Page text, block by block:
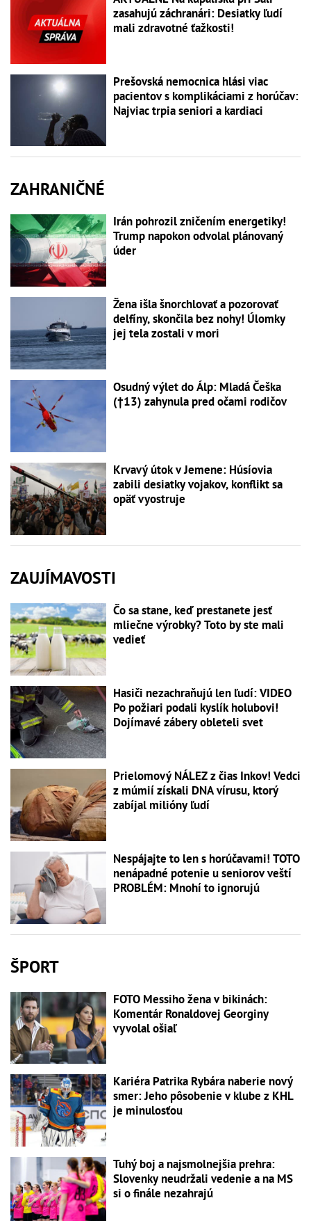
zasahujú záchranári: Desiatky ľudí
mali zdravotné ťažkosti!
Prešovská nemocnica hlási viac
pacientov s komplikáciami z horúčav:
Najviac trpia seniori a kardiaci
ZAHRANIČNÉ
Irán pohrozil zničením energetiky!
Trump napokon odvolal plánovaný
úder
Žena išla šnorchlovať a pozorovať
delfíny, skončila bez nohy! Úlomky
jej tela zostali v mori
Osudný výlet do Álp: Mladá Češka
(†13) zahynula pred očami rodičov
Krvavý útok v Jemene: Húsíovia
zabili desiatky vojakov, konflikt sa
opäť vyostruje
ZAUJÍMAVOSTI
Čo sa stane, keď prestanete jesť
mliečne výrobky? Toto by ste mali
vedieť
Hasiči nezachraňujú len ľudí: VIDEO
Po požiari podali kyslík holubovi!
Dojímavé zábery obleteli svet
Prielomový NÁLEZ z čias Inkov! Vedci
z múmií získali DNA vírusu, ktorý
zabíjal milióny ľudí
Nespájajte to len s horúčavami! TOTO
nenápadné potenie u seniorov veští
PROBLÉM: Mnohí to ignorujú
ŠPORT
FOTO Messiho žena v bikinách:
Komentár Ronaldovej Georginy
vyvolal ošiaľ
Kariéra Patrika Rybára naberie nový
smer: Jeho pôsobenie v klube z KHL
je minulosťou
Tuhý boj a najsmolnejšia prehra:
Slovenky neudržali vedenie a na MS
si o finále nezahrajú